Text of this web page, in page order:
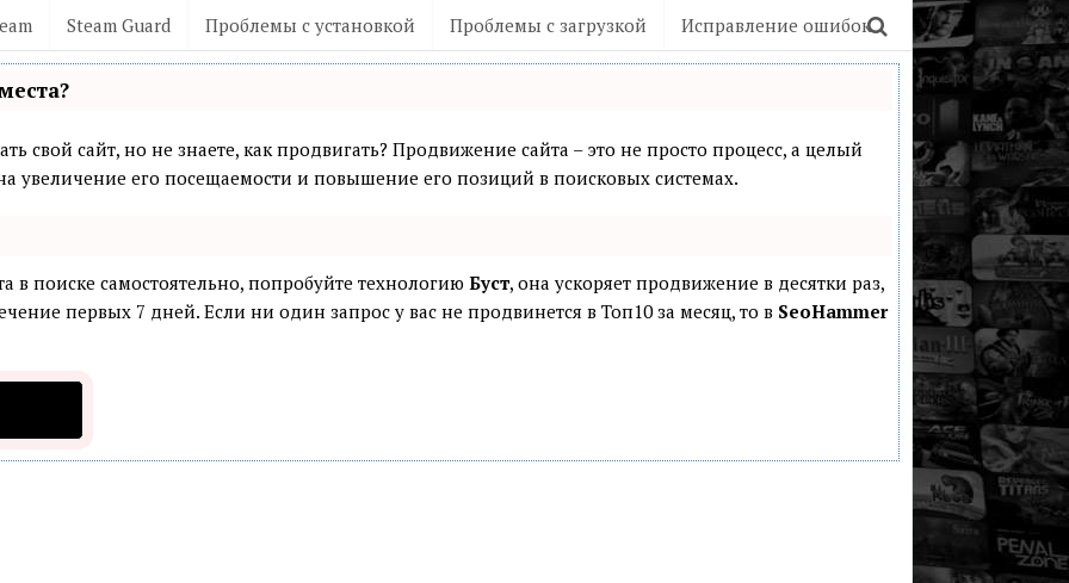
Steam Guard Проблемы с установкой Проблемы с загрузкой Исправление ошибок
свой сайт, но не знаете, как продвигать? Продвижение сайта – это не просто процесс, а целый
увеличение его посещаемости и повышение его позиций в поисковых системах.
в поиске самостоятельно, попробуйте технологию Буст, она ускоряет продвижение в десятки раз,
первых 7 дней. Если ни один запрос у вас не продвинется в Топ10 за месяц, то в SeoHammer